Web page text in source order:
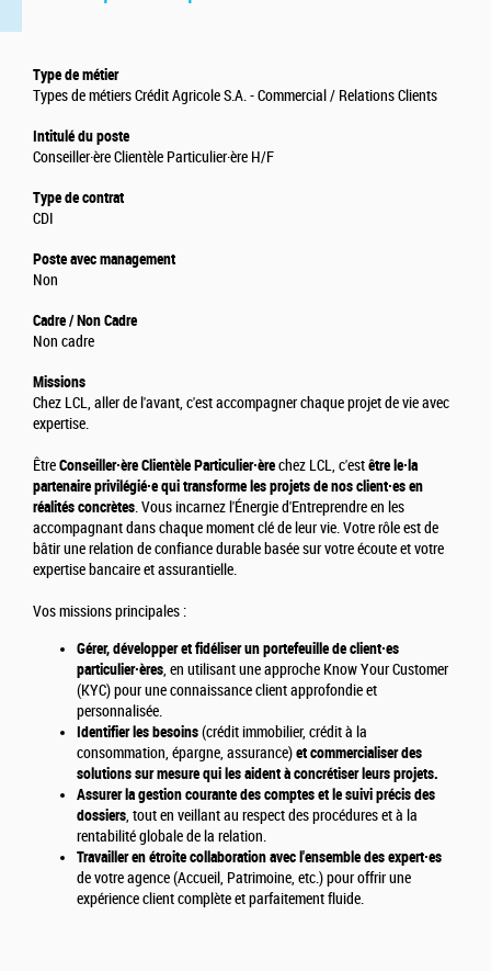
Type de métier
Types de métiers Crédit Agricole S.A. - Commercial / Relations Clients
Intitulé du poste
Conseiller·ère Clientèle Particulier·ère H/F
Type de contrat
CDI
Poste avec management
Non
Cadre / Non Cadre
Non cadre
Missions
Chez LCL, aller de l'avant, c'est accompagner chaque projet de vie avec
expertise.
ÊtreConseiller·ère Clientèle Particulier·èrechez LCL, c'estêtre le·la
partenaire privilégié·e qui transforme les projets de nos client·es en
réalités concrètes. Vous incarnez l'Énergie d'Entreprendre en les
accompagnant dans chaque moment clé de leur vie. Votre rôle est de
bâtir une relation de confiance durable basée sur votre écoute et votre
expertise bancaire et assurantielle.
Vos missions principales :
Gérer, développer et fidéliser un portefeuille de client·es
particulier·ères, en utilisant une approche Know Your Customer
(KYC) pour une connaissance client approfondie et
personnalisée.
Identifier les besoins(crédit immobilier, crédit à la
consommation, épargne, assurance)et commercialiser des
solutions sur mesure qui les aident à concrétiser leurs projets.
Assurer la gestion courante des comptes et le suivi précis des
dossiers, tout en veillant au respect des procédures et à la
rentabilité globale de la relation.
Travailler en étroite collaboration avec l'ensemble des expert·es
de votre agence (Accueil, Patrimoine, etc.) pour offrir une
expérience client complète et parfaitement fluide.